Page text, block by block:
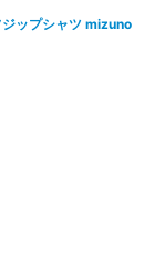
ジップシャツ mizuno